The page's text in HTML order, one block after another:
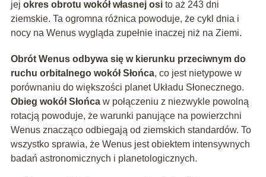
jej okres obrotu wokół własnej osito aż 243 dni
ziemskie. Ta ogromna różnica powoduje, że cykl dnia i
nocy na Wenus wygląda zupełnie inaczej niż na Ziemi.
Obrót Wenus odbywa się w kierunku przeciwnym do
ruchu orbitalnego wokół Słońca, co jest nietypowe w
porównaniu do większości planet Układu Słonecznego.
Obieg wokół Słońcaw połączeniu z niezwykle powolną
rotacją powoduje, że warunki panujące na powierzchni
Wenus znacząco odbiegają od ziemskich standardów. To
wszystko sprawia, że Wenus jest obiektem intensywnych
badań astronomicznych i planetologicznych.